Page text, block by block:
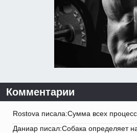
Комментарии
Rostova писала:Сумма всех
Даниар писал:Собака определяет